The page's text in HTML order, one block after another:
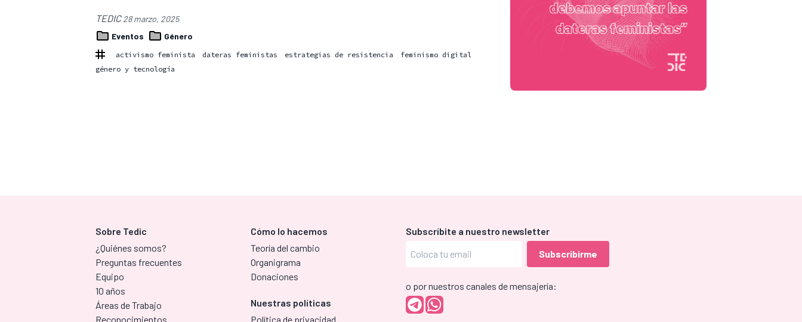
TEDIC28 marzo, 2025
Eventos
Género
activismo feminista dateras feministas estrategias de resistencia
feminismo digital
género y tecnología
Sobre Tedic
¿Quiénes somos?
Preguntas frecuentes
Equipo
10 años
Áreas de Trabajo
Reconocimientos
Cómo lo hacemos
Teoría del cambio
Organigrama
Donaciones
Nuestras políticas
Política de privacidad
Subscríbite a nuestro newsletter
o por nuestros canales de mensajería: